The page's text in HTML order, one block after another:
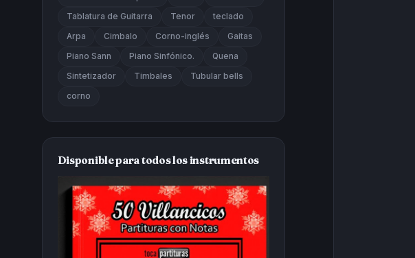
Tablatura de Guitarra Tenor teclado
Arpa Cimbalo Corno-inglés Gaitas
Piano Sann Piano Sinfónico. Quena
Sintetizador Timbales Tubular bells
corno
Disponible para todos los instrumentos